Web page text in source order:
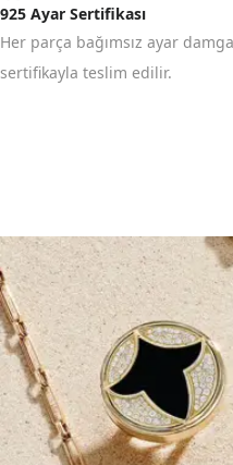
925 Ayar Sertifikası
Her parça bağımsız ayar
sertifikayla teslim edilir.